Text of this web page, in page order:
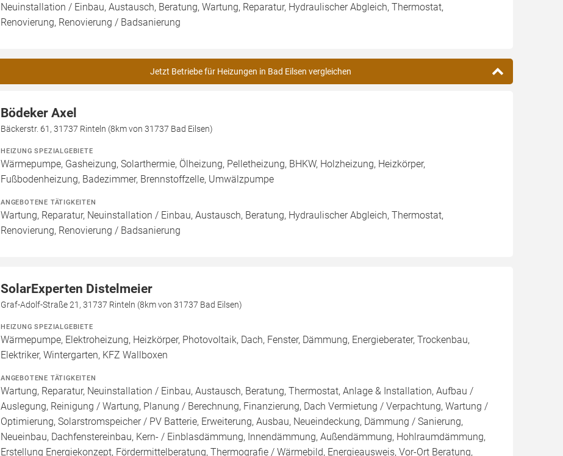
Neuinstallation / Einbau, Austausch, Beratung, Wartung, Reparatur, Hydraulischer Abgleich, Thermostat,
Renovierung, Renovierung / Badsanierung
Jetzt Betriebe für Heizungen in Bad Eilsen vergleichen
Bödeker Axel
Bäckerstr. 61, 31737 Rinteln (8km von 31737 Bad Eilsen)
HEIZUNG SPEZIALGEBIETE
Wärmepumpe, Gasheizung, Solarthermie, Ölheizung, Pelletheizung, BHKW, Holzheizung, Heizkörper,
Fußbodenheizung, Badezimmer, Brennstoffzelle, Umwälzpumpe
ANGEBOTENE TÄTIGKEITEN
Wartung, Reparatur, Neuinstallation / Einbau, Austausch, Beratung, Hydraulischer Abgleich, Thermostat,
Renovierung, Renovierung / Badsanierung
SolarExperten Distelmeier
Graf-Adolf-Straße 21, 31737 Rinteln (8km von 31737 Bad Eilsen)
HEIZUNG SPEZIALGEBIETE
Wärmepumpe, Elektroheizung, Heizkörper, Photovoltaik, Dach, Fenster, Dämmung, Energieberater, Trockenbau,
Elektriker, Wintergarten, KFZ Wallboxen
ANGEBOTENE TÄTIGKEITEN
Wartung, Reparatur, Neuinstallation / Einbau, Austausch, Beratung, Thermostat, Anlage & Installation, Aufbau /
Auslegung, Reinigung / Wartung, Planung / Berechnung, Finanzierung, Dach Vermietung / Verpachtung, Wartung /
Optimierung, Solarstromspeicher / PV Batterie, Erweiterung, Ausbau, Neueindeckung, Dämmung / Sanierung,
Neueinbau, Dachfenstereinbau, Kern- / Einblasdämmung, Innendämmung, Außendämmung, Hohlraumdämmung,
Erstellung Energiekonzept, Fördermittelberatung, Thermografie / Wärmebild, Energieausweis, Vor-Ort Beratung,